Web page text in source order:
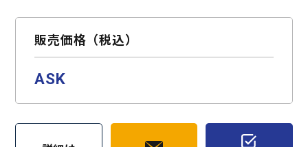
販売価格（税込）
ASK